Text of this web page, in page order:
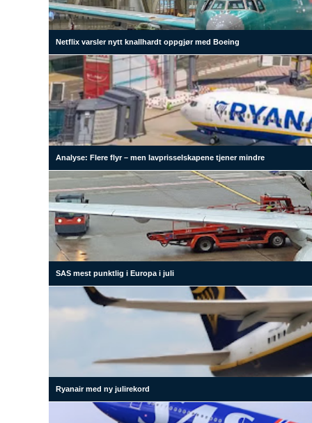
Netflix varsler nytt knallhardt oppgjør med Boeing
Analyse: Flere flyr – men lavprisselskapene tjener mindre
SAS mest punktlig i Europa i juli
Ryanair med ny julirekord